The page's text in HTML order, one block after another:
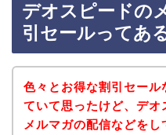
デオスピードの
引セールってあ
色々とお得な割引セール
ていて思ったけど、デオ
メルマガの配信などをし